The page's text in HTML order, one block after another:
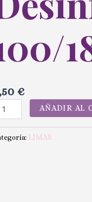
€
AÑADIR AL
LIMAS